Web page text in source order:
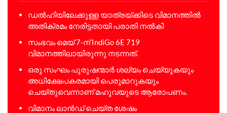
ഡൽഹിയിലേക്കുള്ള യാത്രയ്ക്കിടെ വിമാനത്തിൽ
അതിക്രമം നേരിട്ടതായി പരാതി നൽകി
സംഭവം മെയ് 7-ന് IndiGo 6E 719
വിമാനത്തിലായിരുന്നു നടന്നത്.
ഒരു സംഘം പുരുഷന്മാർ ശല്യം ചെയ്യുകയും
അധിക്ഷേപകരമായി പെരുമാറുകയും
ചെയ്തുവെന്നാണ് മഹുവയുടെ ആരോപണം.
വിമാനം ലാൻഡ് ചെയ്ത ശേഷം